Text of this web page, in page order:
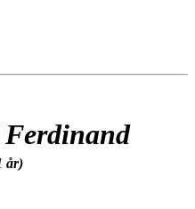
år)